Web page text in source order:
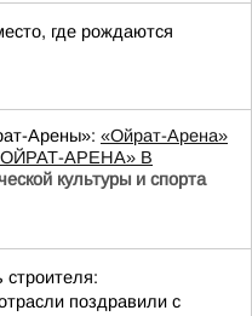
где рождаются
Арены»: «Ойрат-Арена»
АРЕНА» В
культуры и спорта
поздравили с